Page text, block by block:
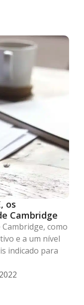
os
Cambridge
como
e a um nível
indicado para